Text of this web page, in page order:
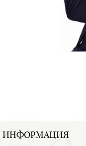
ИНФОРМАЦИЯ